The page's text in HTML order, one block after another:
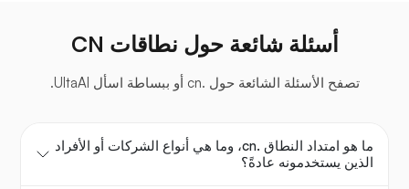
أسئلة شائعة حول نطاقات CN
تصفح الأسئلة الشائعة حول .cn أو ببساطة اسأل UltaAI.
ما هو امتداد النطاق .cn، وما هي أنواع الشركات أو الأفراد
الذين يستخدمونه عادةً؟